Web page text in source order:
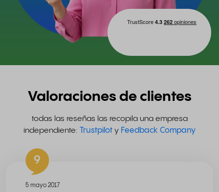
Valoraciones de clientes
todas las reseñas las recopila una empresa
independiente: Trustpilot y Feedback Company
9
5 mayo 2017